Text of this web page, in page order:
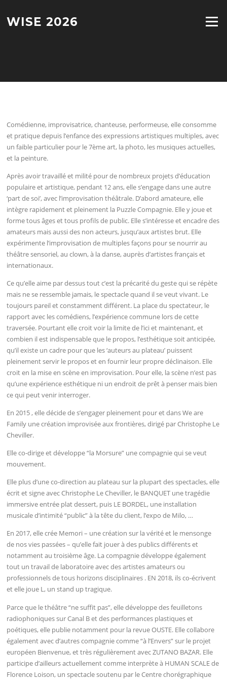
au
contenu
WISE 2026 Menu
Comédienne, improvisatrice, chanteuse, performeuse, elle consomme
et pratique depuis l’enfance des expressions artistiques multiples, avec
un faible particulier pour le 7ème art, la photo, les musiques actuelles,
et la peinture.
Après avoir travaillé et milité pour de nombreux projets d’éducation
populaire et artistique, pendant 12 ans, elle s’engage dans une autre
‘part de soi’, avec l’improvisation théâtrale. D’abord amateure, elle
intègre rapidement et pleinement la Puzzle Compagnie. Elle y joue et
forme tous âges et tous profils de public. Elle s’intéresse et encadre des
amateurs mais aussi des non acteurs, jusqu’aux artistes brut. Elle
expérimente l’improvisation de multiples façons pour se nourrir au
théâtre sensoriel, au clown, à la danse, auprès d’artistes français et
internationaux.
Ce qu’elle aime par dessus tout c’est la précarité du geste qui se répète
mais ne se ressemble jamais, le spectacle quand il se veut vivant. Le
toujours pareil et constamment différent. La place du spectateur, le
rapport avec les comédiens, l’expérience commune lors de cette
traversée. Pourtant elle croit voir la limite de l’ici et maintenant, et
combien il est indispensable que le propos, l’esthétique soit anticipée,
qu’il existe un cadre pour que les ‘auteurs au plateau’ puissent
pleinement servir le propos et en fournir leur propre déclinaison. Elle
croit en la mise en scène en improvisation. Pour elle, la scène n’est pas
qu’une expérience esthétique ni un endroit de prêt à penser mais bien
ce qui peut venir interroger.
En 2015 , elle décide de s’engager pleinement pour et dans We are
Family une création improvisée aux frontières, dirigé par Christophe Le
Cheviller.
Elle co-dirige et développe “la Morsure” une compagnie qui se veut
mouvement.
Elle plus d’une co-direction au plateau sur la plupart des spectacles, elle
écrit et signe avec Christophe Le Cheviller, le BANQUET une tragédie
immersive entrée plat dessert, puis LE BORDEL, une installation
musicale d’intimité “public” à la tête du client, l’expo de Milo, …
En 2017, elle crée Memori – une création sur la vérité et le mensonge
de nos vies passées – qu’elle fait jouer à des publics différents et
notamment au troisième âge. La compagnie développe également
tout un travail de laboratoire avec des artistes amateurs ou
professionnels de tous horizons disciplinaires . EN 2018, ils co-écrivent
et elle joue L, un stand up tragique.
Parce que le théâtre “ne suffit pas”, elle développe des feuilletons
radiophoniques sur Canal B et des performances plastiques et
poétiques, elle publie notamment pour la revue OUSTE. Elle collabore
également avec d’autres compagnie comme “à l’Envers” sur le projet
européen Bienvenue, et très régulièrement avec ZUTANO BAZAR. Elle
participe d’ailleurs actuellement comme interprète à HUMAN SCALE de
Florence Loison, un spectacle soutenu par le Centre chorégraphique